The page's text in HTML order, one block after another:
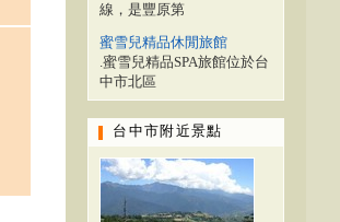
線，是豐原第
蜜雪兒精品休閒旅館
.蜜雪兒精品SPA旅館位於台
中市北區
台中市附近景點